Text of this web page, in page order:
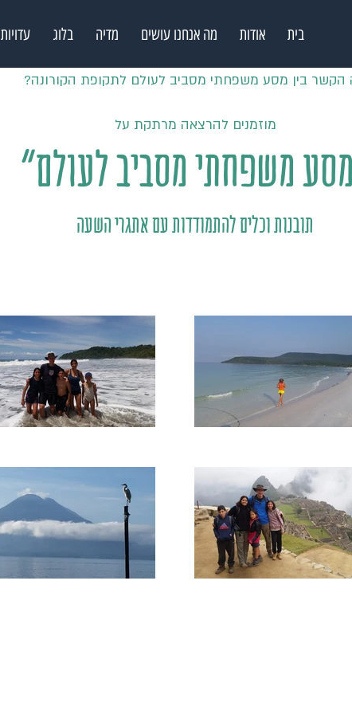
בית אודות מה אנחנו עושים מדיה בלוג עדויות
הקשר בין מסע משפחתי מסביב לעולם לתקופת הקורונה?
מוזמנים להרצאה מרתקת על
משפחתי מסביב לעולם"
תובנות וכלים להתמודדות עם אתגרי השעה